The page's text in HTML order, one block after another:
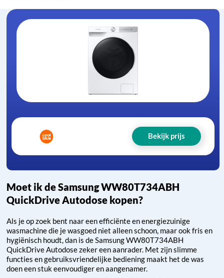
Moet ik de Samsung WW80T734ABH
QuickDrive Autodose kopen?
Als je op zoek bent naar een efficiënte en energiezuinige
wasmachine die je wasgoed niet alleen schoon, maar ook fris en
hygiënisch houdt, dan is de Samsung WW80T734ABH
QuickDrive Autodose zeker een aanrader. Met zijn slimme
functies en gebruiksvriendelijke bediening maakt het de was
doen een stuk eenvoudiger en aangenamer.
Bekijk prijs